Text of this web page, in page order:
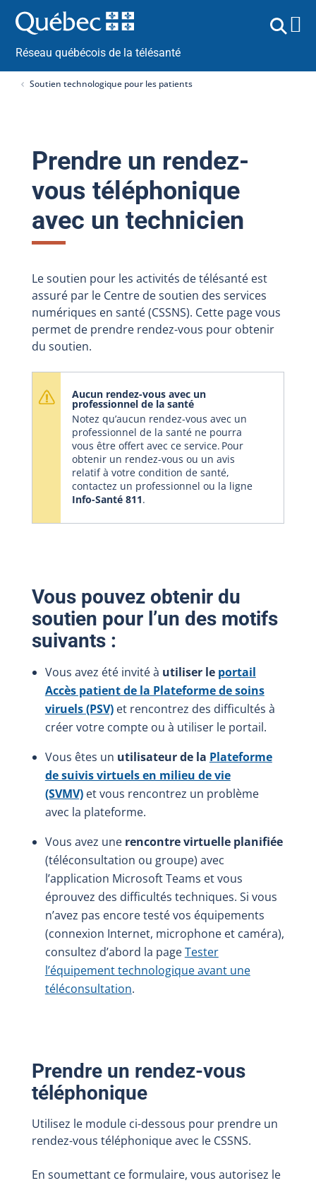
Réseau québécois de la télésanté
Soutien technologique pour les patients
Prendre un rendez-
vous téléphonique
avec un technicien
Le soutien pour les activités de télésanté est
assuré par le Centre de soutien des services
numériques en santé (CSSNS). Cette page vous
permet de prendre rendez-vous pour obtenir
du soutien.
Aucun rendez-vous avec un
professionnel de la santé
Notez qu’aucun rendez-vous avec un
professionnel de la santé ne pourra
vous être offert avec ce service. Pour
obtenir un rendez-vous ou un avis
relatif à votre condition de santé,
contactez un professionnel ou la ligne
Info-Santé 811.
Vous pouvez obtenir du
soutien pour l’un des motifs
suivants :
Vous avez été invité à utiliser le portail
Accès patient de la Plateforme de soins
viruels (PSV)et rencontrez des difficultés à
créer votre compte ou à utiliser le portail.
Vous êtes un utilisateur de la Plateforme
de suivis virtuels en milieu de vie
(SVMV) et vous rencontrez un problème
avec la plateforme.
Vous avez une rencontre virtuelle planifiée
(téléconsultation ou groupe) avec
l’application Microsoft Teams et vous
éprouvez des difficultés techniques. Si vous
n’avez pas encore testé vos équipements
(connexion Internet, microphone et caméra),
consultez d’abord la pageTester
l’équipement technologique avant une
téléconsultation.
Prendre un rendez-vous
téléphonique
Utilisez le module ci-dessous pour prendre un
rendez-vous téléphonique avec le CSSNS.
En soumettant ce formulaire, vous autorisez le